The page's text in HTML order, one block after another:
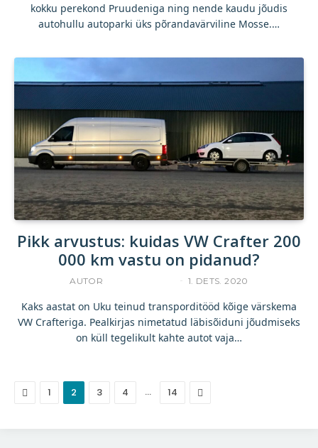
kokku perekond Pruudeniga ning nende kaudu jõudis
autohullu autoparki üks põrandavärviline Mosse.…
Pikk arvustus: kuidas VW Crafter 200
000 km vastu on pidanud?
AUTOR 1. DETS. 2020
Kaks aastat on Uku teinud transporditööd kõige värskema
VW Crafteriga. Pealkirjas nimetatud läbisõiduni jõudmiseks
on küll tegelikult kahte autot vaja…
Eelmine
1 2 3 4 … 14 Järgmine